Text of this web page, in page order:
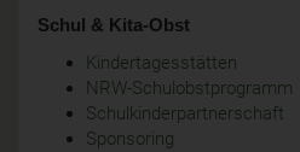
Schul & Kita-Obst
Kindertagesstätten
NRW-Schulobstprogramm
Schulkinderpartnerschaft
Sponsoring